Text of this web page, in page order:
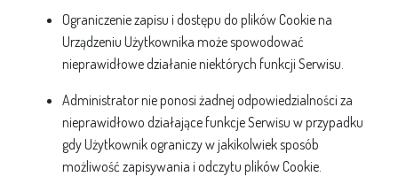
Ograniczenie zapisu i dostępu do plików Cookie na
Urządzeniu Użytkownika może spowodować
nieprawidłowe działanie niektórych funkcji Serwisu.
Administrator nie ponosi żadnej odpowiedzialności za
nieprawidłowo działające funkcje Serwisu w przypadku
gdy Użytkownik ograniczy w jakikolwiek sposób
możliwość zapisywania i odczytu plików Cookie.